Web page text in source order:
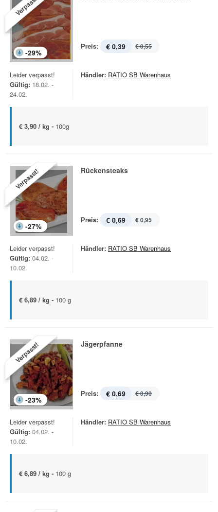
Verpasst!
-29%
Preis: € 0,39 € 0,55
Leider verpasst!
Gültig: 18.02. -
24.02.
Händler: RATIO SB Warenhaus
€ 3,90 / kg - 100g
Verpasst!
-27%
Rückensteaks
Preis: € 0,69 € 0,95
Leider verpasst!
Gültig: 04.02. -
10.02.
Händler: RATIO SB Warenhaus
€ 6,89 / kg - 100 g
Verpasst!
-23%
Jägerpfanne
Preis: € 0,69 € 0,90
Leider verpasst!
Gültig: 04.02. -
10.02.
Händler: RATIO SB Warenhaus
€ 6,89 / kg - 100 g